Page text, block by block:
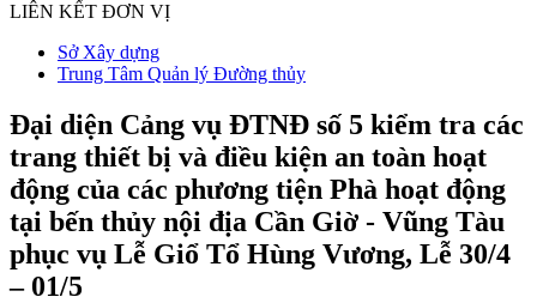
LIÊN KẾT ĐƠN VỊ
Sở Xây dựng
Trung Tâm Quản lý Đường thủy
Đại diện Cảng vụ ĐTNĐ số 5 kiểm tra các
trang thiết bị và điều kiện an toàn hoạt
động của các phương tiện Phà hoạt động
tại bến thủy nội địa Cần Giờ - Vũng Tàu
phục vụ Lễ Giổ Tổ Hùng Vương, Lễ 30/4
– 01/5